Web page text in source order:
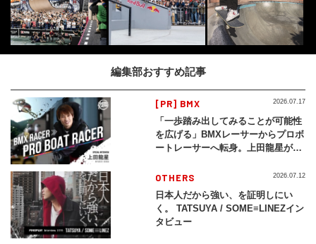
編集部おすすめ記事
[PR] BMX
「一歩踏み出してみることが可能性
を広げる」BMXレーサーからプロボ
ートレーサーへ転身。上田龍星が体
2026.07.17
OTHERS
日本人だから強い、を証明しにい
く。 TATSUYA / SOME≡LINEZイン
タビュー
2026.07.12